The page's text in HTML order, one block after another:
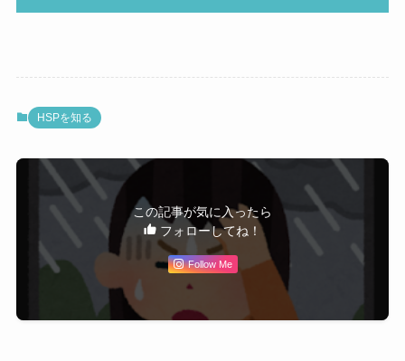
HSPを知る
この記事が気に入ったら
フォローしてね！
Follow Me